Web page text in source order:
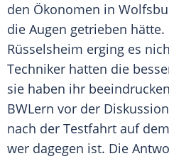
den Ökonomen in
die Augen getrieben
Rüsselsheim erging es
Techniker hatten die
sie haben ihr
BWLern vor der
nach der Testfahrt auf dem
wer dagegen ist. Die